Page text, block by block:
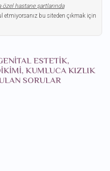
özel hastane şartlarında
etmiyorsanız bu siteden çıkmak için
ESTETIK,
KUMLUCA KIZLIK
SORULAR